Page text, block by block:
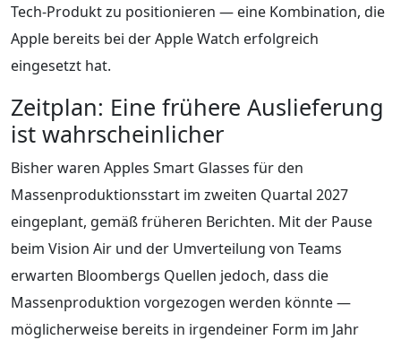
Tech-Produkt zu positionieren — eine Kombination, die
Apple bereits bei der Apple Watch erfolgreich
eingesetzt hat.
Zeitplan: Eine frühere Auslieferung
ist wahrscheinlicher
Bisher waren Apples Smart Glasses für den
Massenproduktionsstart im zweiten Quartal 2027
eingeplant, gemäß früheren Berichten. Mit der Pause
beim Vision Air und der Umverteilung von Teams
erwarten Bloombergs Quellen jedoch, dass die
Massenproduktion vorgezogen werden könnte —
möglicherweise bereits in irgendeiner Form im Jahr